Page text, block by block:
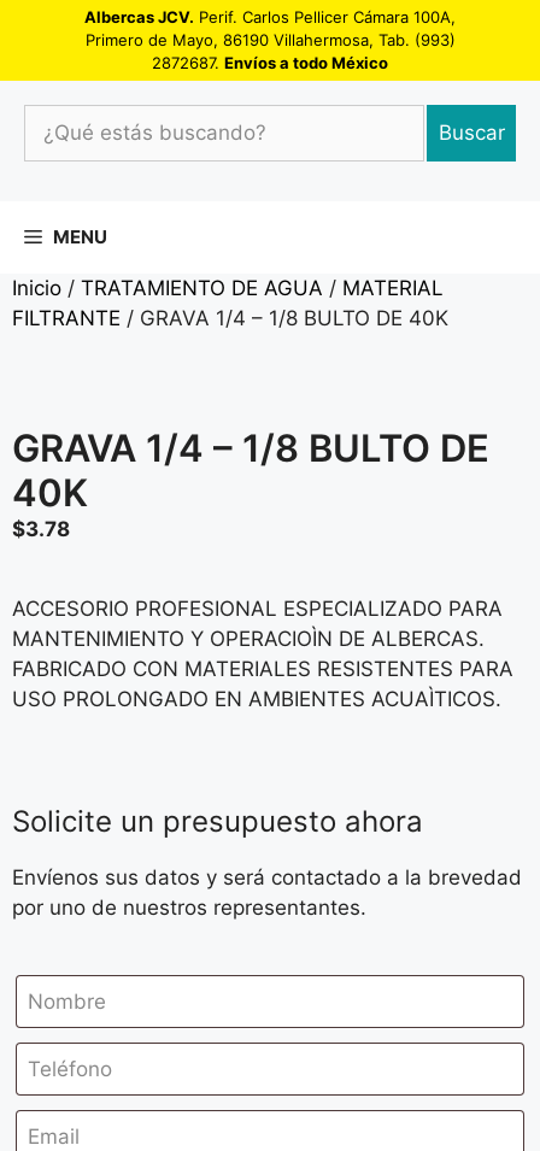
Albercas JCV. Perif. Carlos Pellicer Cámara 100A,
Primero de Mayo, 86190 Villahermosa, Tab. (993)
2872687. Envíos a todo México
¿Qué
estás
Buscar
MENU
Inicio / TRATAMIENTO DE AGUA / MATERIAL
FILTRANTE / GRAVA 1/4 – 1/8 BULTO DE 40K
GRAVA 1/4 – 1/8 BULTO DE
40K
$3.78
ACCESORIO PROFESIONAL ESPECIALIZADO PARA
MANTENIMIENTO Y OPERACIOÌN DE ALBERCAS.
FABRICADO CON MATERIALES RESISTENTES PARA
USO PROLONGADO EN AMBIENTES ACUAÌTICOS.
Solicite un presupuesto ahora
Envíenos sus datos y será contactado a la brevedad
por uno de nuestros representantes.